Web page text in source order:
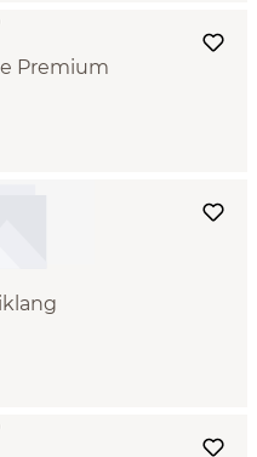
Premium